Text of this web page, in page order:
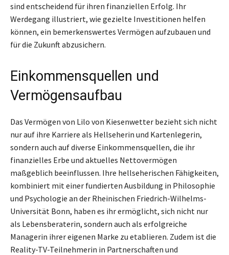
sind entscheidend für ihren finanziellen Erfolg. Ihr
Werdegang illustriert, wie gezielte Investitionen helfen
können, ein bemerkenswertes Vermögen aufzubauen und
für die Zukunft abzusichern.
Einkommensquellen und
Vermögensaufbau
Das Vermögen von Lilo von Kiesenwetter bezieht sich nicht
nur auf ihre Karriere als Hellseherin und Kartenlegerin,
sondern auch auf diverse Einkommensquellen, die ihr
finanzielles Erbe und aktuelles Nettovermögen
maßgeblich beeinflussen. Ihre hellseherischen Fähigkeiten,
kombiniert mit einer fundierten Ausbildung in Philosophie
und Psychologie an der Rheinischen Friedrich-Wilhelms-
Universität Bonn, haben es ihr ermöglicht, sich nicht nur
als Lebensberaterin, sondern auch als erfolgreiche
Managerin ihrer eigenen Marke zu etablieren. Zudem ist die
Reality-TV-Teilnehmerin in Partnerschaften und